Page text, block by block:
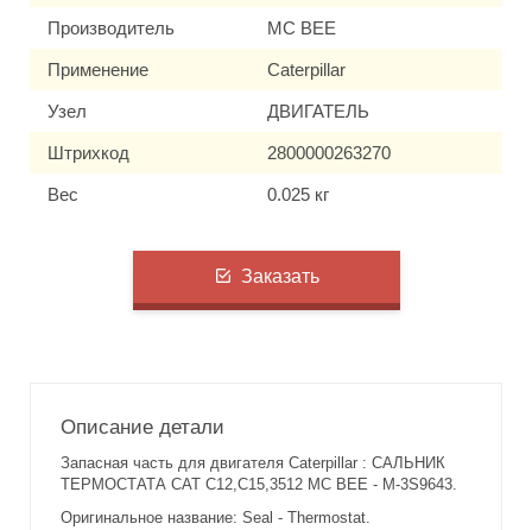
Производитель MC BEE
Применение Caterpillar
Узел ДВИГАТЕЛЬ
Штрихкод 2800000263270
Вес 0.025 кг
Заказать
Описание детали
Запасная часть для двигателя Caterpillar : САЛЬНИК
ТЕРМОСТАТА CAT C12,C15,3512 MC BEE - M-3S9643.
Оригинальное название: Seal - Thermostat.